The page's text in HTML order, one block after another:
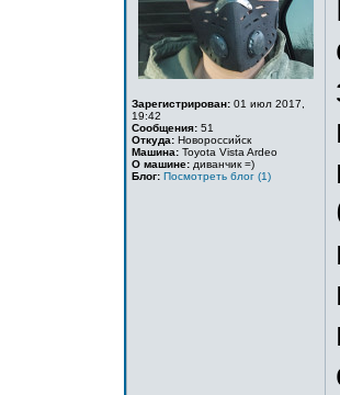
Зарегистрирован: 01 июл 2017,
19:42
Сообщения: 51
Откуда: Новороссийск
Машина: Toyota Vista Ardeo
О машине: диванчик =)
Блог: Посмотреть блог (1)